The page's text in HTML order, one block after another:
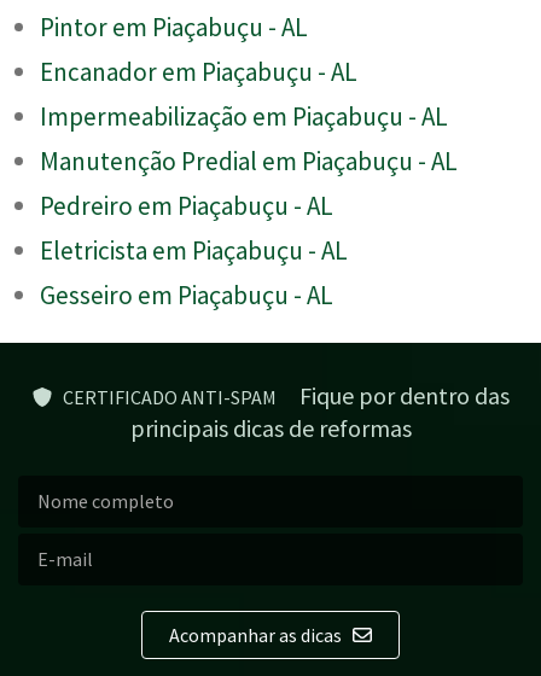
Pintor em Piaçabuçu - AL
Encanador em Piaçabuçu - AL
Impermeabilização em Piaçabuçu - AL
Manutenção Predial em Piaçabuçu - AL
Pedreiro em Piaçabuçu - AL
Eletricista em Piaçabuçu - AL
Gesseiro em Piaçabuçu - AL
CERTIFICADO ANTI-SPAM
Fique por dentro das
principais dicas de reformas
Acompanhar as dicas